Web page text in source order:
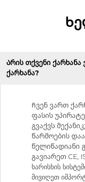
Არის თქვენი ქარხანა
ქარხანა?
Ჩვენ ვართ
ფასის
გვაქვს
წარმოების
წელიწადიანი
გავიარეთ CE,
ხარისხის
მივიღეთ